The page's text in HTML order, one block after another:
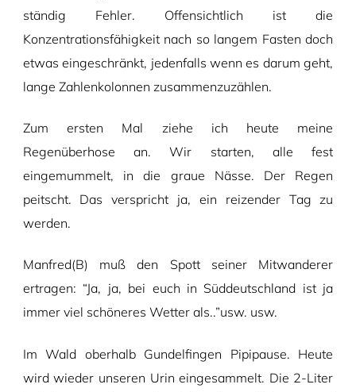
ständig Fehler. Offensichtlich ist die
Konzentrationsfähigkeit nach so langem Fasten doch
etwas eingeschränkt, jedenfalls wenn es darum geht,
lange Zahlenkolonnen zusammenzuzählen.
Zum ersten Mal ziehe ich heute meine
Regenüberhose an. Wir starten, alle fest
eingemummelt, in die graue Nässe. Der Regen
peitscht. Das verspricht ja, ein reizender Tag zu
werden.
Manfred(B) muß den Spott seiner Mitwanderer
ertragen: “Ja, ja, bei euch in Süddeutschland ist ja
immer viel schöneres Wetter als..”usw. usw.
Im Wald oberhalb Gundelfingen Pipipause. Heute
wird wieder unseren Urin eingesammelt. Die 2-Liter